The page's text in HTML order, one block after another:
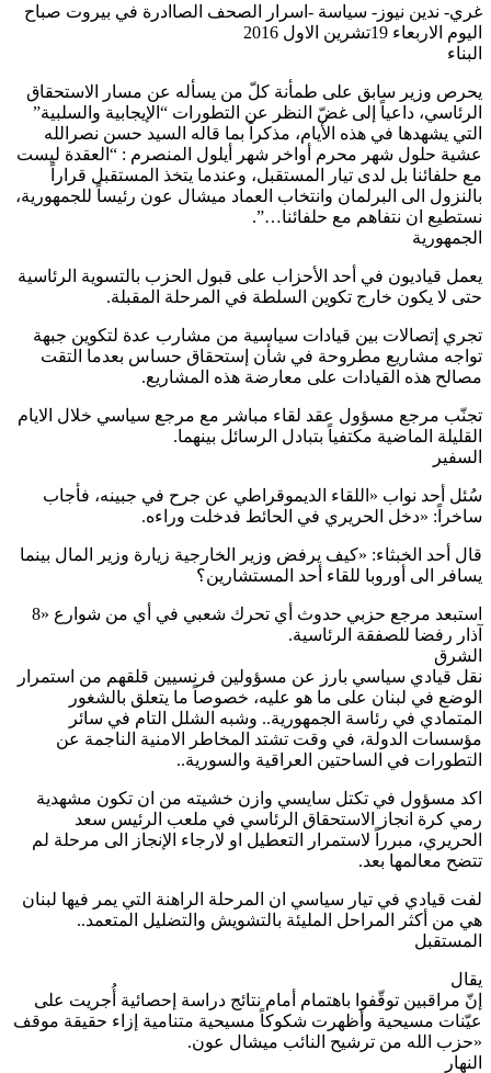
غري- ندين نيوز- سياسة -اسرار الصحف الصاادرة في بيروت صباح
اليوم الاربعاء 19تشرين الاول 2016
البناء
يحرص وزير سابق على طمأنة كلّ من يسأله عن مسار الاستحقاق
الرئاسي، داعياً إلى غضّ النظر عن التطورات “الإيجابية والسلبية”
التي يشهدها في هذه الأيام، مذكراً بما قاله السيد حسن نصرالله
عشية حلول شهر محرم أواخر شهر أيلول المنصرم : “العقدة ليست
مع حلفائنا بل لدى تيار المستقبل، وعندما يتخذ المستقبل قراراً
بالنزول الى البرلمان وانتخاب العماد ميشال عون رئيساً للجمهورية،
نستطيع ان نتفاهم مع حلفائنا…”.
الجمهورية
يعمل قياديون في أحد الأحزاب على قبول الحزب بالتسوية الرئاسية
حتى لا يكون خارج تكوين السلطة في المرحلة المقبلة.
تجري إتصالات بين قيادات سياسية من مشارب عدة لتكوين جبهة
تواجه مشاريع مطروحة في شأن إستحقاق حساس بعدما التقت
مصالح هذه القيادات على معارضة هذه المشاريع.
تجنّب مرجع مسؤول عقد لقاء مباشر مع مرجع سياسي خلال الايام
القليلة الماضية مكتفياً بتبادل الرسائل بينهما.
السفير
سُئل أحد نواب «اللقاء الديموقراطي عن جرح في جبينه، فأجاب
ساخراً: «دخل الحريري في الحائط فدخلت وراءه.
قال أحد الخبثاء: «كيف يرفض وزير الخارجية زيارة وزير المال بينما
يسافر الى أوروبا للقاء أحد المستشارين؟
استبعد مرجع حزبي حدوث أي تحرك شعبي في أي من شوارع «8
آذار رفضا للصفقة الرئاسية.
الشرق
نقل قيادي سياسي بارز عن مسؤولين فرنسيين قلقهم من استمرار
الوضع في لبنان على ما هو عليه، خصوصاً ما يتعلق بالشغور
المتمادي في رئاسة الجمهورية.. وشبه الشلل التام في سائر
مؤسسات الدولة، في وقت تشتد المخاطر الامنية الناجمة عن
التطورات في الساحتين العراقية والسورية..
اكد مسؤول في تكتل سايسي وازن خشيته من ان تكون مشهدية
رمي كرة انجاز الاستحقاق الرئاسي في ملعب الرئيس سعد
الحريري، مبرراً لاستمرار التعطيل او لارجاء الإنجاز الى مرحلة لم
تتضح معالمها بعد.
لفت قيادي في تيار سياسي ان المرحلة الراهنة التي يمر فيها لبنان
هي من أكثر المراحل المليئة بالتشويش والتضليل المتعمد..
المستقبل
يقال
إنّ مراقبين توقّفوا باهتمام أمام نتائج دراسة إحصائية أُجريت على
عيّنات مسيحية وأظهرت شكوكاً مسيحية متنامية إزاء حقيقة موقف
«حزب الله من ترشيح النائب ميشال عون.
النهار